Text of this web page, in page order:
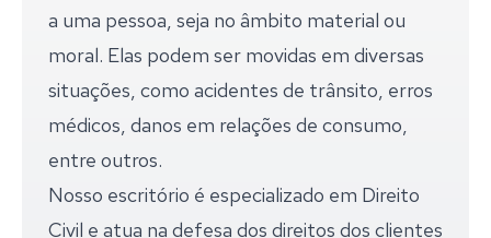
a uma pessoa, seja no âmbito material ou
moral. Elas podem ser movidas em diversas
situações, como acidentes de trânsito, erros
médicos, danos em relações de consumo,
entre outros.
Nosso escritório é especializado em Direito
Civil e atua na defesa dos direitos dos clientes